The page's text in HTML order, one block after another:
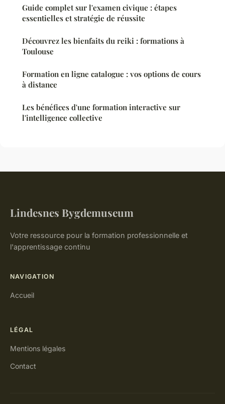
Guide complet sur l'examen civique : étapes
essentielles et stratégie de réussite
Découvrez les bienfaits du reiki : formations à
Toulouse
Formation en ligne catalogue : vos options de cours
à distance
Les bénéfices d'une formation interactive sur
l'intelligence collective
Lindesnes Bygdemuseum
Votre ressource pour la formation professionnelle et
l'apprentissage continu
NAVIGATION
Accueil
LÉGAL
Mentions légales
Contact